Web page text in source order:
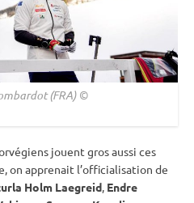
(FRA) ©
jouent gros aussi ces
on apprenait l’officialisation de
Holm Laegreid, Endre